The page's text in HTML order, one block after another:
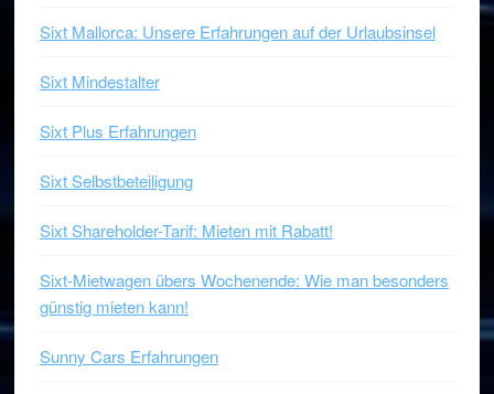
Sixt Mallorca: Unsere Erfahrungen auf der Urlaubsinsel
Sixt Mindestalter
Sixt Plus Erfahrungen
Sixt Selbstbeteiligung
Sixt Shareholder-Tarif: Mieten mit Rabatt!
Sixt-Mietwagen übers Wochenende: Wie man besonders
günstig mieten kann!
Sunny Cars Erfahrungen